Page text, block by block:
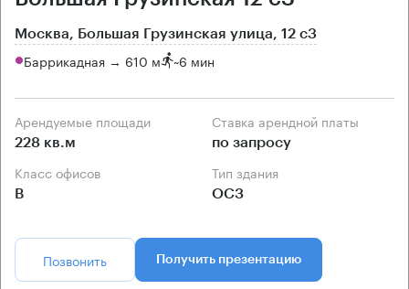
Москва, Большая Грузинская улица, 12 с3
Баррикадная → 610 м ~6 мин
Арендуемые площади
228 кв.м
Ставка арендной платы
по запросу
Класс офисов
B
Тип здания
ОСЗ
Позвонить Получить презентацию